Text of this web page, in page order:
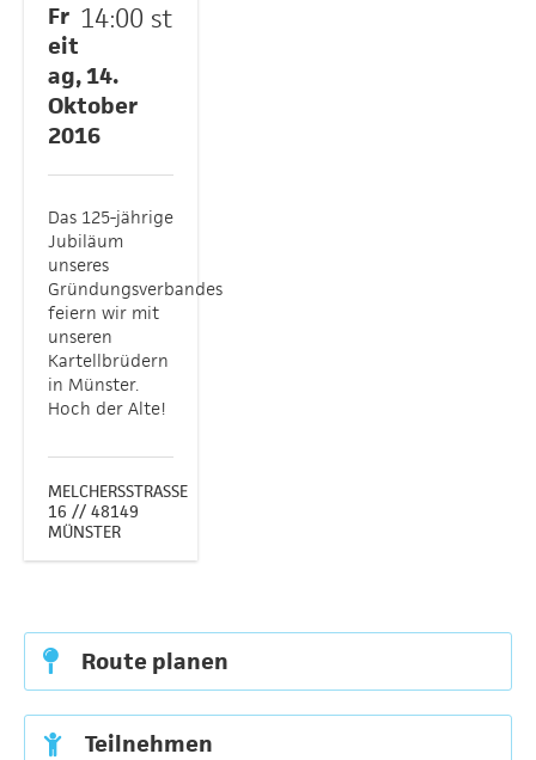
14:00 st
Fr
eit
ag, 14.
Oktober
2016
Das 125-jährige
Jubiläum
unseres
Gründungsverbandes
feiern wir mit
unseren
Kartellbrüdern
in Münster.
Hoch der Alte!
MELCHERSSTRASSE 1
6 // 48149
MÜNSTER
Route planen
Teilnehmen